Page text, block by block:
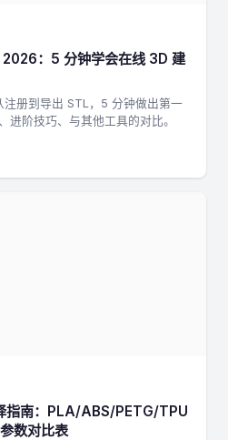
：5 分钟学会在线 3D 建
册到导出 STL，5 分钟做出第一
进阶技巧、与其他工具的对比。
指南：PLA/ABS/PETG/TPU
数对比表